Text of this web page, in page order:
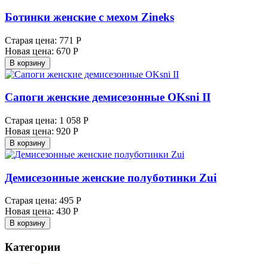
Ботинки женские с мехом Zineks
Старая цена: 771 Р
Новая цена: 670 Р
В корзину
Сапоги женские демисезонные OKsni II
Старая цена: 1 058 Р
Новая цена: 920 Р
В корзину
Демисезонные женские полуботинки Zui
Старая цена: 495 Р
Новая цена: 430 Р
В корзину
Категории